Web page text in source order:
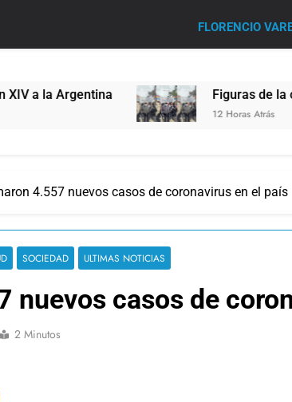
FLORENCIO
Argentina Figuras de la cultura
12 Horas Atrás
4.557 nuevos casos de coronavirus en el país
SOCIEDAD ULTIMAS NOTICIAS
nuevos casos de
2 Minutos